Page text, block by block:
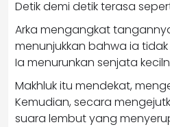
Detik demi detik terasa
Arka mengangkat
menunjukkan bahwa ia
Ia menurunkan senjata
Makhluk itu mendekat,
Kemudian, secara
suara lembut yang